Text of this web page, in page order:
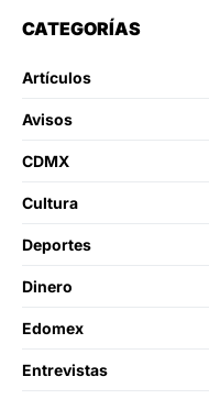
CATEGORÍAS
Artículos
Avisos
CDMX
Cultura
Deportes
Dinero
Edomex
Entrevistas